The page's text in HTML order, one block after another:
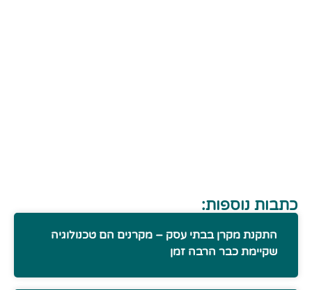
כתבות נוספות:
התקנת מקרן בבתי עסק – מקרנים הם טכנולוגיה
שקיימת כבר הרבה זמן